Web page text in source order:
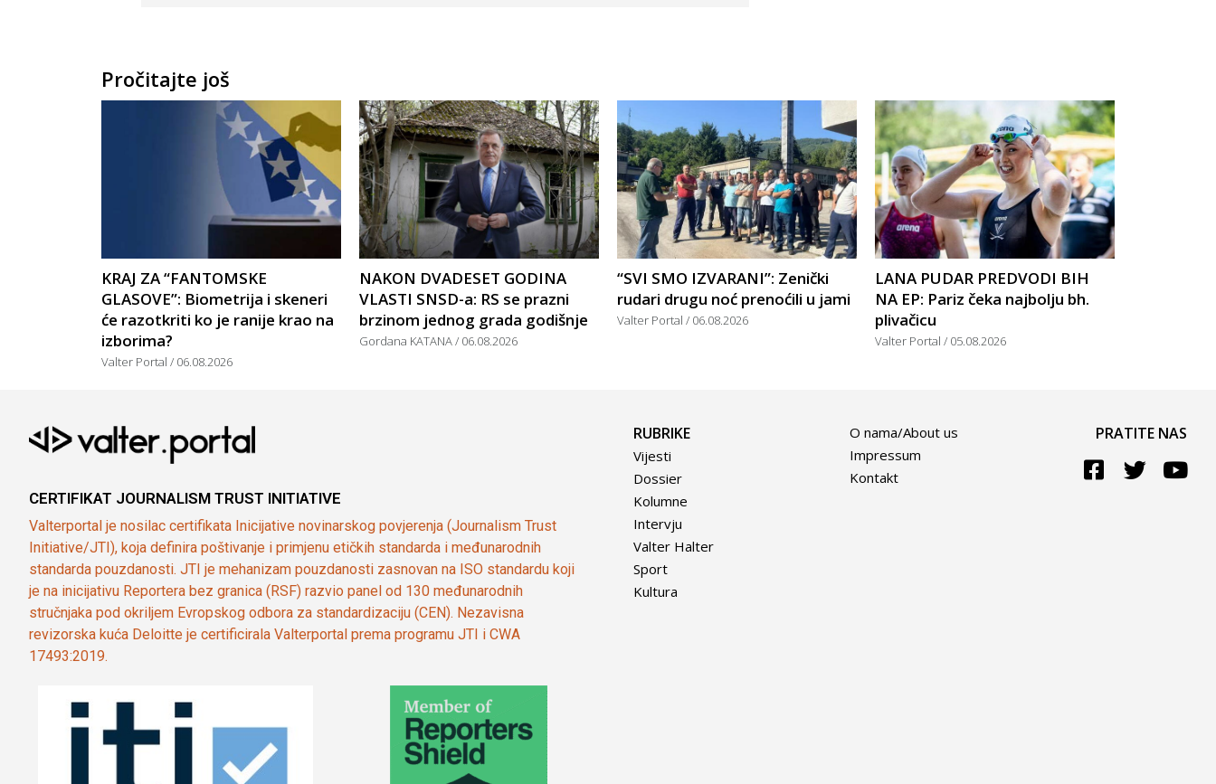
Pročitajte još
KRAJ ZA “FANTOMSKE
GLASOVE”: Biometrija i skeneri
će razotkriti ko je ranije krao na
izborima?
Valter Portal 06.08.2026
NAKON DVADESET GODINA
VLASTI SNSD-a: RS se prazni
brzinom jednog grada godišnje
Gordana KATANA 06.08.2026
“SVI SMO IZVARANI”: Zenički
rudari drugu noć prenoćili u jami
Valter Portal 06.08.2026
LANA PUDAR PREDVODI BIH
NA EP: Pariz čeka najbolju bh.
plivačicu
Valter Portal 05.08.2026
CERTIFIKAT JOURNALISM TRUST INITIATIVE
Valterportal je nosilac certifikata Inicijative novinarskog povjerenja (Journalism Trust
Initiative/JTI), koja definira poštivanje i primjenu etičkih standarda i međunarodnih
standarda pouzdanosti. JTI je mehanizam pouzdanosti zasnovan na ISO standardu koji
je na inicijativu Reportera bez granica (RSF) razvio panel od 130 međunarodnih
stručnjaka pod okriljem Evropskog odbora za standardizaciju (CEN). Nezavisna
revizorska kuća Deloitte je certificirala Valterportal prema programu JTI i CWA
17493:2019.
RUBRIKE
Vijesti
Dossier
Kolumne
Intervju
Valter Halter
Sport
Kultura
O nama/About us
Impressum
Kontakt
PRATITE NAS